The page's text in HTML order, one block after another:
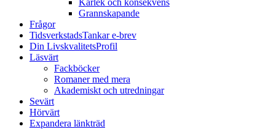
Kärlek och konsekvens
Grannskapande
Frågor
TidsverkstadsTankar e-brev
Din LivskvalitetsProfil
Läsvärt
Fackböcker
Romaner med mera
Akademiskt och utredningar
Sevärt
Hörvärt
Expandera länkträd